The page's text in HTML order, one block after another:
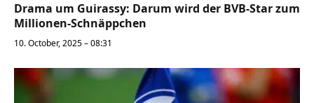
Drama um Guirassy: Darum wird der BVB-Star zum
Millionen-Schnäppchen
10. October, 2025 – 08:31